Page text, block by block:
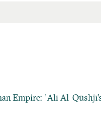
Empire: ʿAlī Al-